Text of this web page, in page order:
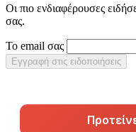
Οι πιο ενδιαφέρουσες
σας.
Το email σας
Εγγραφή στις ειδοποιήσεις